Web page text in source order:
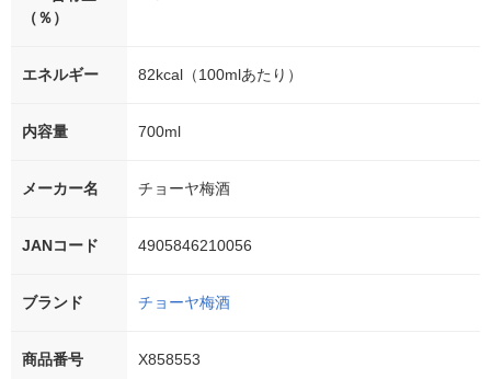
（％）
エネルギー 82kcal（100mlあたり）
内容量 700ml
メーカー名 チョーヤ梅酒
JANコード 4905846210056
ブランド チョーヤ梅酒
商品番号 X858553